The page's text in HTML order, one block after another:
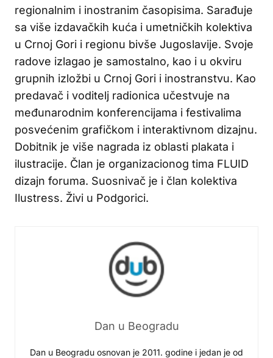
regionalnim i inostranim časopisima. Sarađuje
sa više izdavačkih kuća i umetničkih kolektiva
u Crnoj Gori i regionu bivše Jugoslavije. Svoje
radove izlagao je samostalno, kao i u okviru
grupnih izložbi u Crnoj Gori i inostranstvu. Kao
predavač i voditelj radionica učestvuje na
međunarodnim konferencijama i festivalima
posvećenim grafičkom i interaktivnom dizajnu.
Dobitnik je više nagrada iz oblasti plakata i
ilustracije. Član je organizacionog tima FLUID
dizajn foruma. Suosnivač je i član kolektiva
Ilustress. Živi u Podgorici.
Dan u Beogradu
Dan u Beogradu osnovan je 2011. godine i jedan je od